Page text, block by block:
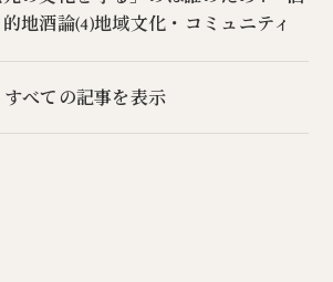
地酒論(4)地域文化・コミュニティ
すべての記事を表示